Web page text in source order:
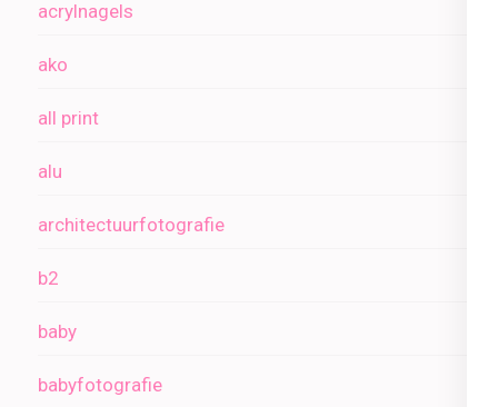
acrylnagels
ako
all print
alu
architectuurfotografie
b2
baby
babyfotografie